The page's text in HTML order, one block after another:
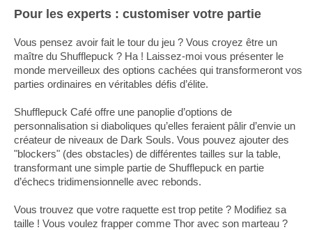
Pour les experts : customiser votre partie
Vous pensez avoir fait le tour du jeu ? Vous croyez être un
maître du Shufflepuck ? Ha ! Laissez-moi vous présenter le
monde merveilleux des options cachées qui transformeront vos
parties ordinaires en véritables défis d’élite.
Shufflepuck Café offre une panoplie d’options de
personnalisation si diaboliques qu’elles feraient pâlir d’envie un
créateur de niveaux de Dark Souls. Vous pouvez ajouter des
"blockers" (des obstacles) de différentes tailles sur la table,
transformant une simple partie de Shufflepuck en partie
d’échecs tridimensionnelle avec rebonds.
Vous trouvez que votre raquette est trop petite ? Modifiez sa
taille ! Vous voulez frapper comme Thor avec son marteau ?